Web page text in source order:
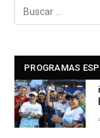
PROGRAMAS